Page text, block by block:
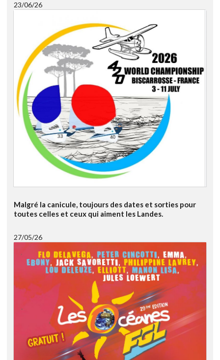
23/06/26
Malgré la canicule, toujours des dates et sorties pour
toutes celles et ceux qui aiment les Landes.
27/05/26